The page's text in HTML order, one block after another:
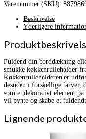
Varenummer (SKU):
Beskrivelse
Yderligere
Fuldend din borddækning
smukke køkkenrulleholder
Køkkenrulleholderen er
desuden i forskellige farver,
som et dekorativt element
vil pynte og skabe et
Lignende